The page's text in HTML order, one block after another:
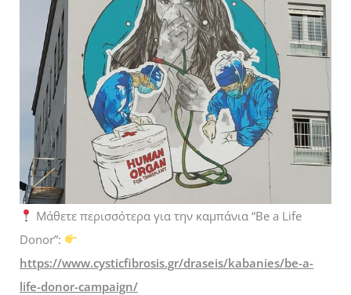
Μάθετε περισσότερα για την καμπάνια “Be a Life
Donor”:
https://www.cysticfibrosis.gr/draseis/kabanies/be-a-
life-donor-campaign/